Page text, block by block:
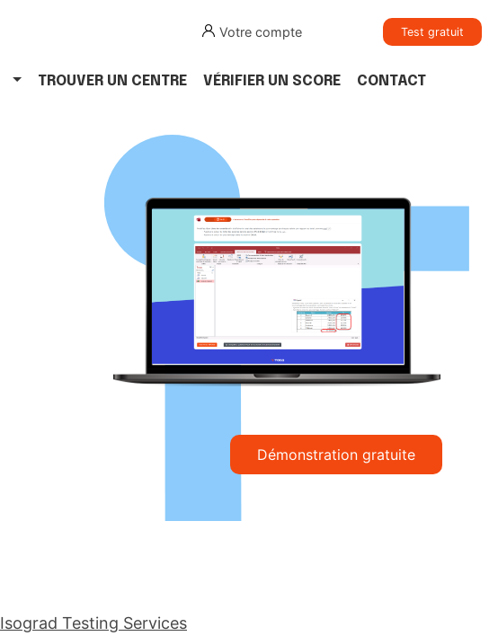
Votre compte Test gratuit
TROUVER UN CENTRE VÉRIFIER UN SCORE CONTACT
Démonstration gratuite
Isograd Testing Services